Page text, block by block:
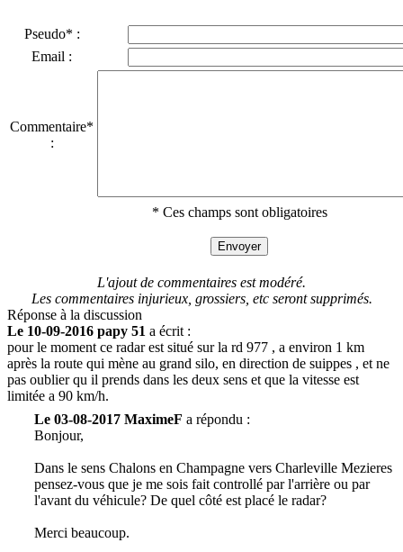
Pseudo* :
Email :
Commentaire*
:
* Ces champs sont obligatoires
L'ajout de commentaires est modéré.
Les commentaires injurieux, grossiers, etc seront supprimés.
Réponse à la discussion
Le 10-09-2016 papy 51 a écrit :
pour le moment ce radar est situé sur la rd 977 , a environ 1 km
après la route qui mène au grand silo, en direction de suippes , et ne
pas oublier qu il prends dans les deux sens et que la vitesse est
limitée a 90 km/h.
Le 03-08-2017 MaximeF a répondu :
Bonjour,
Dans le sens Chalons en Champagne vers Charleville Mezieres
pensez-vous que je me sois fait controllé par l'arrière ou par
l'avant du véhicule? De quel côté est placé le radar?
Merci beaucoup.